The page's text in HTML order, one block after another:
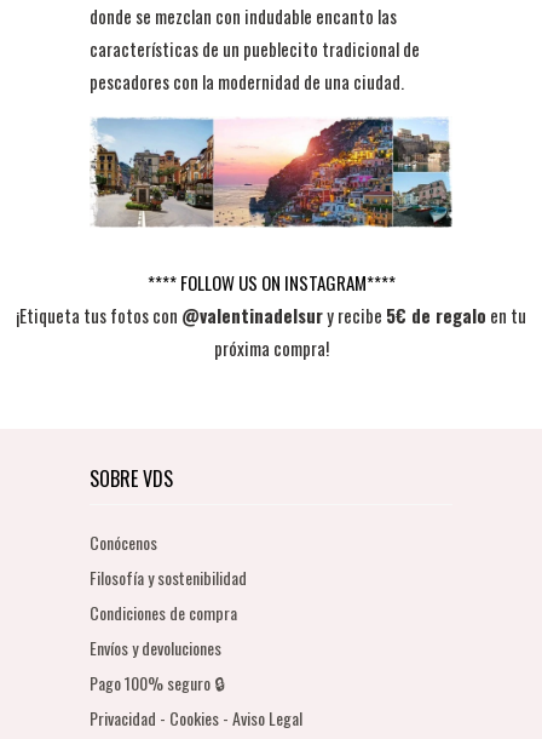
donde se mezclan con indudable encanto las
características de un pueblecito tradicional de
pescadores con la modernidad de una ciudad.
**** FOLLOW US ON INSTAGRAM****
¡Etiqueta tus fotos con @valentinadelsury recibe 5€ de regalo en tu
próxima compra!
SOBRE VDS
Conócenos
Filosofía y sostenibilidad
Condiciones de compra
Envíos y devoluciones
Pago 100% seguro 🔒
Privacidad - Cookies - Aviso Legal